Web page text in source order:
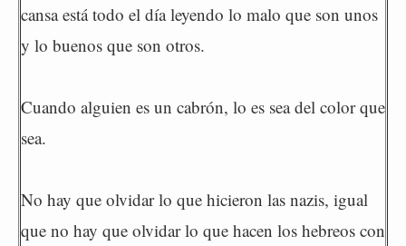
cansa está todo el día leyendo lo malo que son unos
y lo buenos que son otros.
Cuando alguien es un cabrón, lo es sea del color que
sea.
No hay que olvidar lo que hicieron las nazis, igual
que no hay que olvidar lo que hacen los hebreos con